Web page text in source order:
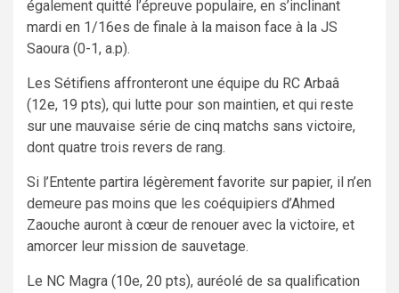
également quitté l’épreuve populaire, en s’inclinant
mardi en 1/16es de finale à la maison face à la JS
Saoura (0-1, a.p).
Les Sétifiens affronteront une équipe du RC Arbaâ
(12e, 19 pts), qui lutte pour son maintien, et qui reste
sur une mauvaise série de cinq matchs sans victoire,
dont quatre trois revers de rang.
Si l’Entente partira légèrement favorite sur papier, il n’en
demeure pas moins que les coéquipiers d’Ahmed
Zaouche auront à cœur de renouer avec la victoire, et
amorcer leur mission de sauvetage.
Le NC Magra (10e, 20 pts), auréolé de sa qualification